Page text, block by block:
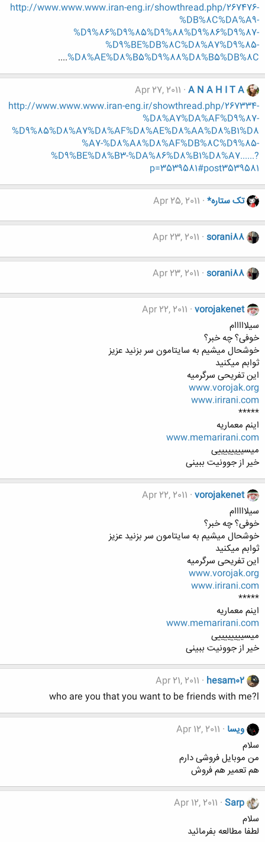
http://www.www.www.iran-eng.ir/showthread.php/267476-
%DB%8C%DA%A9-
%D9%86%D9%85%D9%88%D9%86%D9%87-
%D9%BE%DB%8C%D8%A7%D9%85-
%D8%AE%D8%B5%D9%88%D8%B5%DB%8C
....
A N A H I T A
Apr 27, 2011
http://www.www.www.iran-eng.ir/showthread.php/267334-
%D8%A7%DA%AF%D9%87-
%D9%85%D8%A7%D8%AF%D8%AE%D8%AA%D8%B1%D8
%A7-%D8%A8%D8%AF%DB%8C%D9%85-
%D9%BE%D8%B3-%DA%86%D8%B1%D8%A7......?
p=3539581#post3539581
تک ستاره* Apr 25, 2011
sorani88
Apr 23, 2011
sorani88
Apr 23, 2011
vorojakenet
Apr 22, 2011
سیلااااام
خوفی؟ چه خبر؟
خوشحال میشیم به سایتامون سر بزنید عزیز
ثوابم میکنید
این تفریحی سرگرمیه
www.vorojak.org
www.irirani.com
*****
اینم معماریه
www.memarirani.com
میسییییییییی
خیر از جوونیت ببینی
vorojakenet
Apr 22, 2011
سیلااااام
خوفی؟ چه خبر؟
خوشحال میشیم به سایتامون سر بزنید عزیز
ثوابم میکنید
این تفریحی سرگرمیه
www.vorojak.org
www.irirani.com
*****
اینم معماریه
www.memarirani.com
میسییییییییی
خیر از جوونیت ببینی
hesam02
Apr 21, 2011
who are you that you want to be friends with me?l
ویسا Apr 12, 2011
سلام
من موبایل فروشی دارم
هم تعمیر هم فروش
Sarp
Apr 12, 2011
سلام
لطفا مطالعه بفرمائید